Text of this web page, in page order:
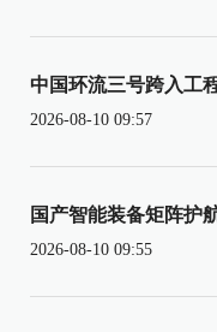
中国环流三号跨入工
2026-08-10 09:57
国产智能装备矩阵护
2026-08-10 09:55